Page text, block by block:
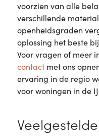
voorzien van alle
verschillende
openheidsgraden
oplossing het beste
Voor vragen of meer
contactmet ons
ervaring in de regio
voor woningen in de